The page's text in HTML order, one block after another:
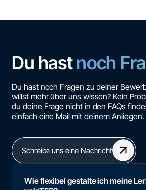
Du hastnoch
Du hast noch Fragen zu deiner
willst mehr über uns wissen? Kein
du deine Frage nicht in den FAQs
einfach eine Mail mit deinem Anliegen.
Schreibe uns eine Nachricht
Wie flexibel gestalte ich meine